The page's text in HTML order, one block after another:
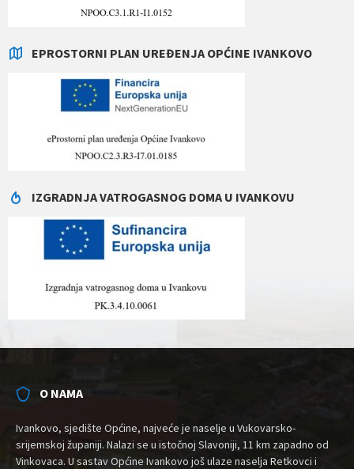
EPROSTORNI PLAN UREĐENJA OPĆINE IVANKOVO
IZGRADNJA VATROGASNOG DOMA U IVANKOVU
O NAMA
Ivankovo, sjedište Općine, najveće je naselje u Vukovarsko-
srijemskoj županiji. Nalazi se u istočnoj Slavoniji, 11 km zapadno od
Vinkovaca. U sastav Općine Ivankovo još ulaze naselja Retkovci i